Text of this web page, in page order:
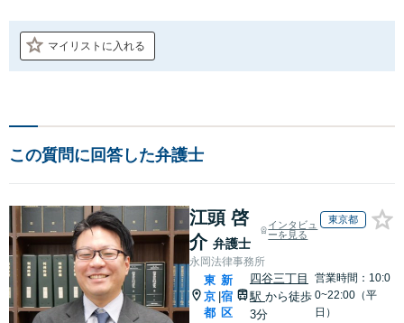
マイリストに入れる
この質問に回答した弁護士
江頭 啓
介 弁護士
インタビュ
ーを見る
東京都
永岡法律事務所
東
京
都
新
宿
区
四谷三丁目
駅 から徒歩
3分
営業時間：10:0
0~22:00（平
日）